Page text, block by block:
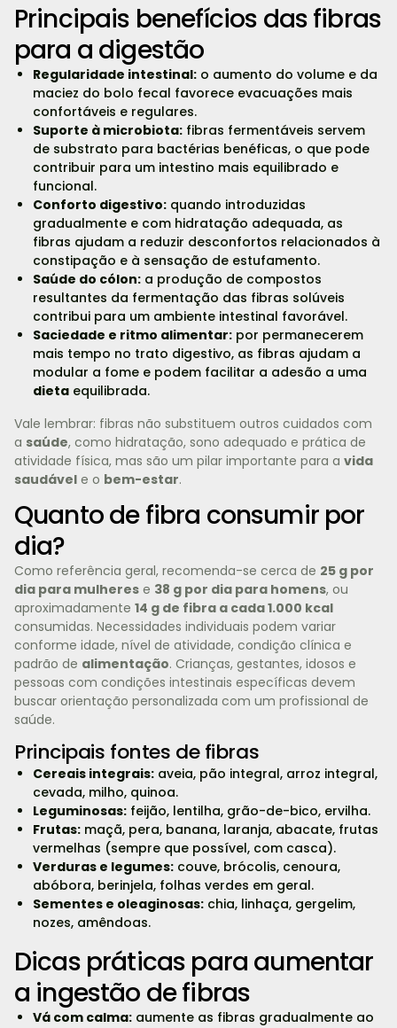
Principais benefícios das fibras
para a digestão
Regularidade intestinal:o aumento do volume e da
maciez do bolo fecal favorece evacuações mais
confortáveis e regulares.
Suporte à microbiota:fibras fermentáveis servem
de substrato para bactérias benéficas, o que pode
contribuir para um intestino mais equilibrado e
funcional.
Conforto digestivo:quando introduzidas
gradualmente e com hidratação adequada, as
fibras ajudam a reduzir desconfortos relacionados à
constipação e à sensação de estufamento.
Saúde do cólon:a produção de compostos
resultantes da fermentação das fibras solúveis
contribui para um ambiente intestinal favorável.
Saciedade e ritmo alimentar:por permanecerem
mais tempo no trato digestivo, as fibras ajudam a
modular a fome e podem facilitar a adesão a uma
dietaequilibrada.
Vale lembrar: fibras não substituem outros cuidados com
a saúde, como hidratação, sono adequado e prática de
atividade física, mas são um pilar importante para a vida
saudável e o bem-estar.
Quanto de fibra consumir por
dia?
Como referência geral, recomenda-se cerca de 25 g por
dia para mulheres e 38 g por dia para homens, ou
aproximadamente 14 g de fibra a cada 1.000 kcal
consumidas. Necessidades individuais podem variar
conforme idade, nível de atividade, condição clínica e
padrão de alimentação. Crianças, gestantes, idosos e
pessoas com condições intestinais específicas devem
buscar orientação personalizada com um profissional de
saúde.
Principais fontes de fibras
Cereais integrais:aveia, pão integral, arroz integral,
cevada, milho, quinoa.
Leguminosas:feijão, lentilha, grão-de-bico, ervilha.
Frutas:maçã, pera, banana, laranja, abacate, frutas
vermelhas (sempre que possível, com casca).
Verduras e legumes:couve, brócolis, cenoura,
abóbora, berinjela, folhas verdes em geral.
Sementes e oleaginosas:chia, linhaça, gergelim,
nozes, amêndoas.
Dicas práticas para aumentar
a ingestão de fibras
Vá com calma:aumente as fibras gradualmente ao